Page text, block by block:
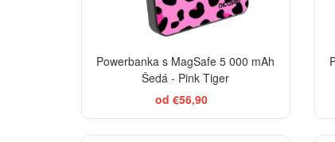
Powerbanka s MagSafe 5 000 mAh
Šedá - Pink Tiger
od €56,90